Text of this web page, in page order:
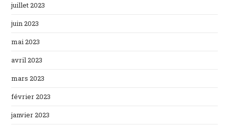
juillet 2023
juin 2023
mai 2023
avril 2023
mars 2023
février 2023
janvier 2023